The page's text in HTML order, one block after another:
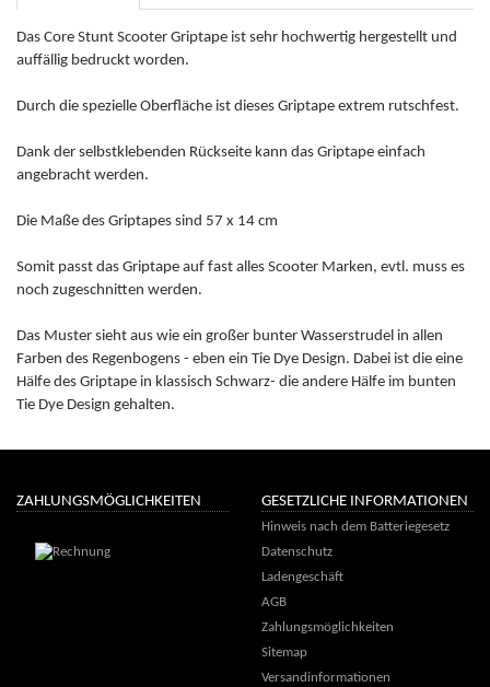
Das Core Stunt Scooter Griptape ist sehr hochwertig hergestellt und
auffällig bedruckt worden.
Durch die spezielle Oberfläche ist dieses Griptape extrem rutschfest.
Dank der selbstklebenden Rückseite kann das Griptape einfach
angebracht werden.
Die Maße des Griptapes sind 57 x 14 cm
Somit passt das Griptape auf fast alles Scooter Marken, evtl. muss es
noch zugeschnitten werden.
Das Muster sieht aus wie ein großer bunter Wasserstrudel in allen
Farben des Regenbogens - eben ein Tie Dye Design. Dabei ist die eine
Hälfe des Griptape in klassisch Schwarz- die andere Hälfe im bunten
Tie Dye Design gehalten.
ZAHLUNGSMÖGLICHKEITEN GESETZLICHE INFORMATIONEN
Hinweis nach dem Batteriegesetz
Datenschutz
Ladengeschäft
AGB
Zahlungsmöglichkeiten
Sitemap
Versandinformationen